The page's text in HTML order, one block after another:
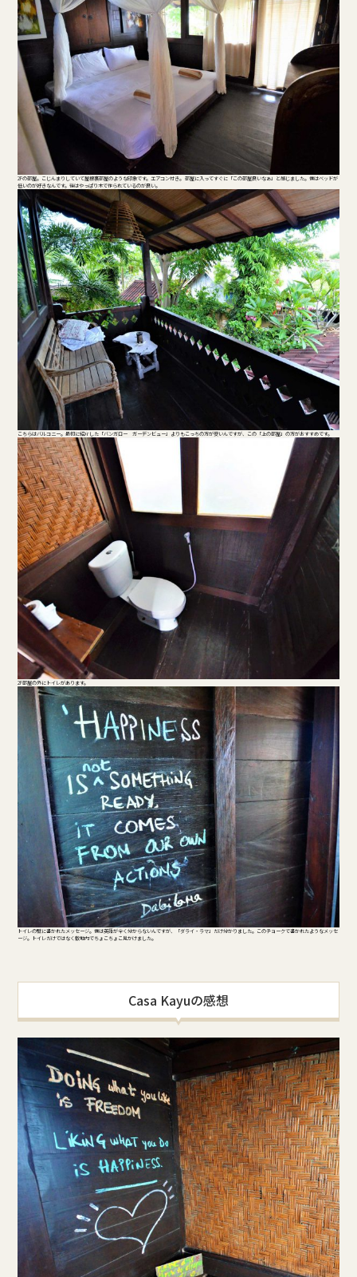
2Fの部屋。こじんまりしていて屋根裏部屋のような印象です。エアコン付き。 部屋に入ってすぐに「この部屋良いなぁ」と感じました。僕はベッドが
低いのが好きなんです。後はやっぱり木で作られているのが良い。
こちらはバルコニー。最初に紹介した「バンガロー ガーデンビュー」よりもこっちの方が安いんですが、この「上の部屋」の方がおすすめです。
2F部屋の外にトイレがあります。
トイレの壁に書かれたメッセージ。僕は英語が全く分からないんですが、「ダライ・ラマ」だけ分かりました。このチョークで書かれたようなメッセ
ージ。トイレだけではなく敷地内でちょこちょこ見かけました。
Casa Kayuの感想